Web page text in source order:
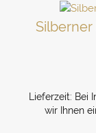
Lieferzeit: Bei
wir Ihnen